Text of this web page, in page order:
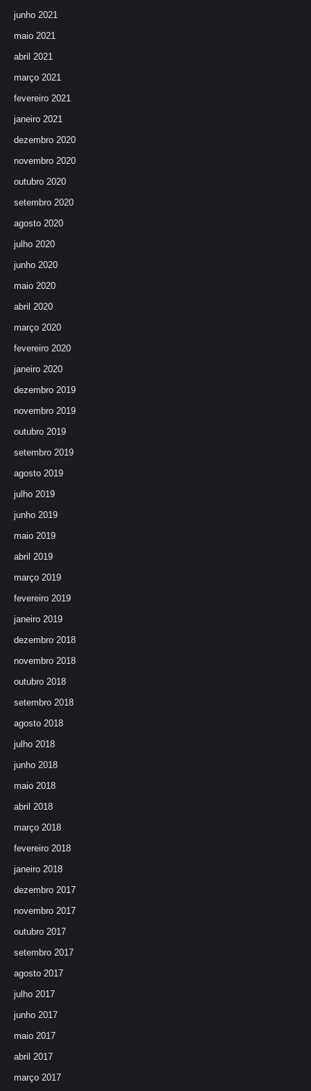
junho 2021
maio 2021
abril 2021
março 2021
fevereiro 2021
janeiro 2021
dezembro 2020
novembro 2020
outubro 2020
setembro 2020
agosto 2020
julho 2020
junho 2020
maio 2020
abril 2020
março 2020
fevereiro 2020
janeiro 2020
dezembro 2019
novembro 2019
outubro 2019
setembro 2019
agosto 2019
julho 2019
junho 2019
maio 2019
abril 2019
março 2019
fevereiro 2019
janeiro 2019
dezembro 2018
novembro 2018
outubro 2018
setembro 2018
agosto 2018
julho 2018
junho 2018
maio 2018
abril 2018
março 2018
fevereiro 2018
janeiro 2018
dezembro 2017
novembro 2017
outubro 2017
setembro 2017
agosto 2017
julho 2017
junho 2017
maio 2017
abril 2017
março 2017